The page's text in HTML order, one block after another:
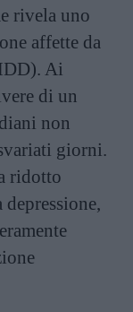
rivela uno
affette da
Ai
di un
non
giorni.
ridotto